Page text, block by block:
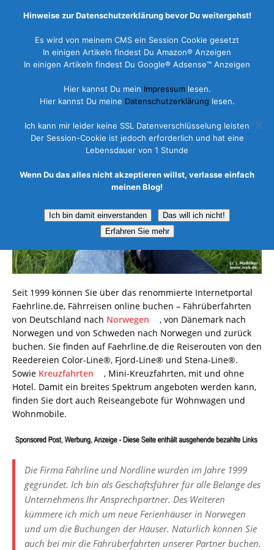
Fährreisen online buchen
Seit 1999 können Sie über das renommierte Internetportal
Faehrline.de, Fährreisen online buchen – Fährüberfahrten
von Deutschland nach Norwegen
, von Dänemark nach
Norwegen und von Schweden nach Norwegen und zurück
buchen. Sie finden auf Faehrline.de die Reiserouten von den
Reedereien Color-Line®, Fjord-Line® und Stena-Line®.
Sowie Kreuzfahrten
, Mini-Kreuzfahrten, mit und ohne
Hotel. Damit ein breites Spektrum angeboten werden kann,
finden Sie dort auch Reiseangebote für Wohnwagen und
Wohnmobile.
Die Firma Fährline und Nordline wurden im Jahre 1999
gegründet. Ich bin als Geschäftsführer für alle Belange des
Unternehmens Ihr Ansprechpartner. Des Weiteren
kümmere ich mich um neue Ferienhäuser in Norwegen
und um die Buchungen der Häuser. Natürlich können Sie
auch bei mir die Fährüberfahrten unserer Partner buchen.
Hinweise zur Datenschutzerklärung bevor Du weitergehst!
Es wird von meinem CMS ein Session Cookie gesetzt
In einigen Artikeln findest Du Amazon® Anzeigen
In einigen Artikeln findest Du Google® Adsense™ Anzeigen
Hier kannst Du mein Impressumlesen.
Hier kannst Du meine Datenschutzerklärung lesen.
Ich kann mir leider keine SSL Datenverschlüsselung leisten
Der Session-Cookie ist jedoch erforderlich und hat eine
Lebensdauer von 1 Stunde
Wenn Du das alles nicht akzeptieren willst, verlasse einfach
meinen Blog!
Ich bin damit einverstanden
Das will ich nicht!
Erfahren Sie mehr